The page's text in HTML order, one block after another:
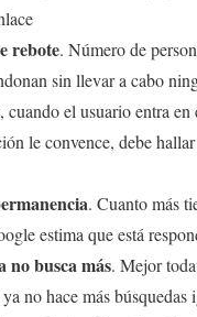
rebote. Número de
sin llevar a cabo
cuando el usuario entra en
le convence, debe
. Cuanto más
estima que está
no busca más. Mejor
no hace más búsquedas